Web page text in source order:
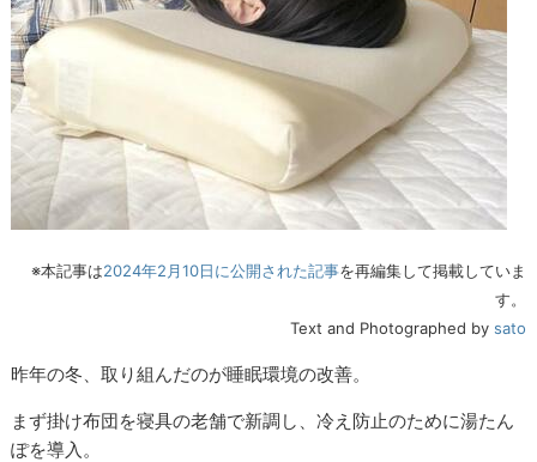
※本記事は2024年2月10日に公開された記事を再編集して掲載していま
す。
Text and Photographed by sato
昨年の冬、取り組んだのが睡眠環境の改善。
まず掛け布団を寝具の老舗で新調し、冷え防止のために湯たん
ぽを導入。